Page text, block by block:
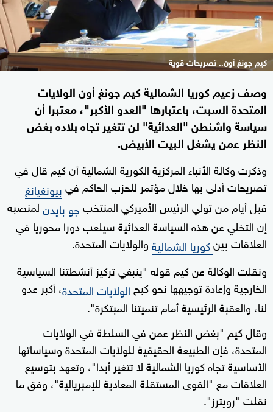
كيم جونغ أون.. تصريحات قوية
وصف زعيم كوريا الشمالية كيم جونغ أون الولايات
المتحدة السبت، باعتبارها "العدو الأكبر"، معتبرا أن
سياسة واشنطن "العدائية" لن تتغير تجاه بلاده بغض
النظر عمن يشغل البيت الأبيض.
وذكرت وكالة الأنباء المركزية الكورية الشمالية أن كيم قال في
تصريحات أدلى بها خلال مؤتمر للحزب الحاكم فيبيونغيانغ
قبل أيام من تولي الرئيس الأميركي المنتخبجو بايدنلمنصبه
إن التخلي عن هذه السياسة العدائية سيلعب دورا محوريا في
العلاقات بينكوريا الشماليةوالولايات المتحدة.
ونقلت الوكالة عن كيم قوله "ينبغي تركيز أنشطتنا السياسية
الخارجية وإعادة توجيهها نحو كبح الولايات المتحدة، أكبر عدو
لنا، والعقبة الرئيسية أمام تنميتنا المبتكرة".
وقال كيم "بغض النظر عمن في السلطة في الولايات
المتحدة، فإن الطبيعة الحقيقية للولايات المتحدة وسياساتها
الأساسية تجاه كوريا الشمالية لا تتغير أبدا"، وتعهد بتوسيع
العلاقات مع "القوى المستقلة المعادية للإمبريالية"، وفق ما
نقلت "رويترز".